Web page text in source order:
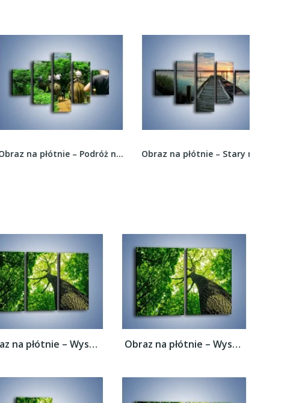
Obraz na płótnie – Podróż na słoniu –... Obraz na płótnie – Stary most i łódź –...
Obraz na płótnie – Wysoko na drzewie –... Obraz na płótnie – Wysoko na drzewie –...